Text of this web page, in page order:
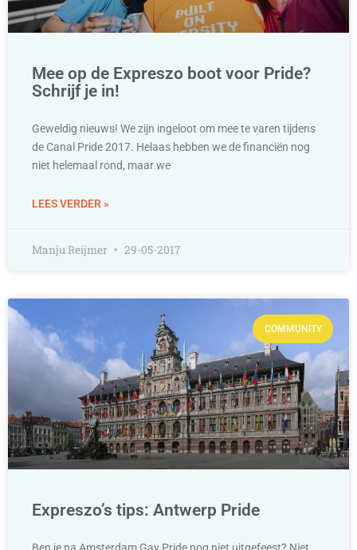
Mee op de Expreszo boot voor Pride?
Schrijf je in!
Geweldig nieuws! We zijn ingeloot om mee te varen tijdens
de Canal Pride 2017. Helaas hebben we de financiën nog
niet helemaal rond, maar we
LEES VERDER »
Manju Reijmer 29-05-2017
COMMUNITY
Expreszo’s tips: Antwerp Pride